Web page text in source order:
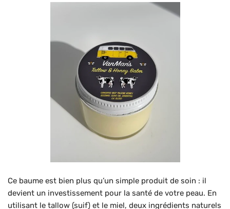
Ce baume est bien plus qu’un simple produit de soin : il
devient un investissement pour la santé de votre peau. En
utilisant le tallow (suif) et le miel, deux ingrédients naturels